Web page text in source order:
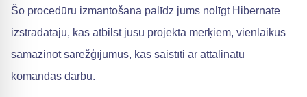
Šo procedūru izmantošana palīdz jums nolīgt Hibernate
izstrādātāju, kas atbilst jūsu projekta mērķiem, vienlaikus
samazinot sarežģījumus, kas saistīti ar attālinātu
komandas darbu.